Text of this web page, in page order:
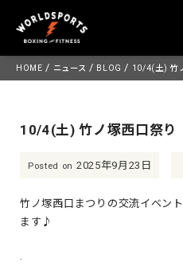
Skip
to
HOME / ニュース / BLOG / 10/4(土) 竹
10/4(土) 竹ノ塚西口祭り
Posted on 2025年9月23日
竹ノ塚西口まつりの交流イベン
ます♪
.